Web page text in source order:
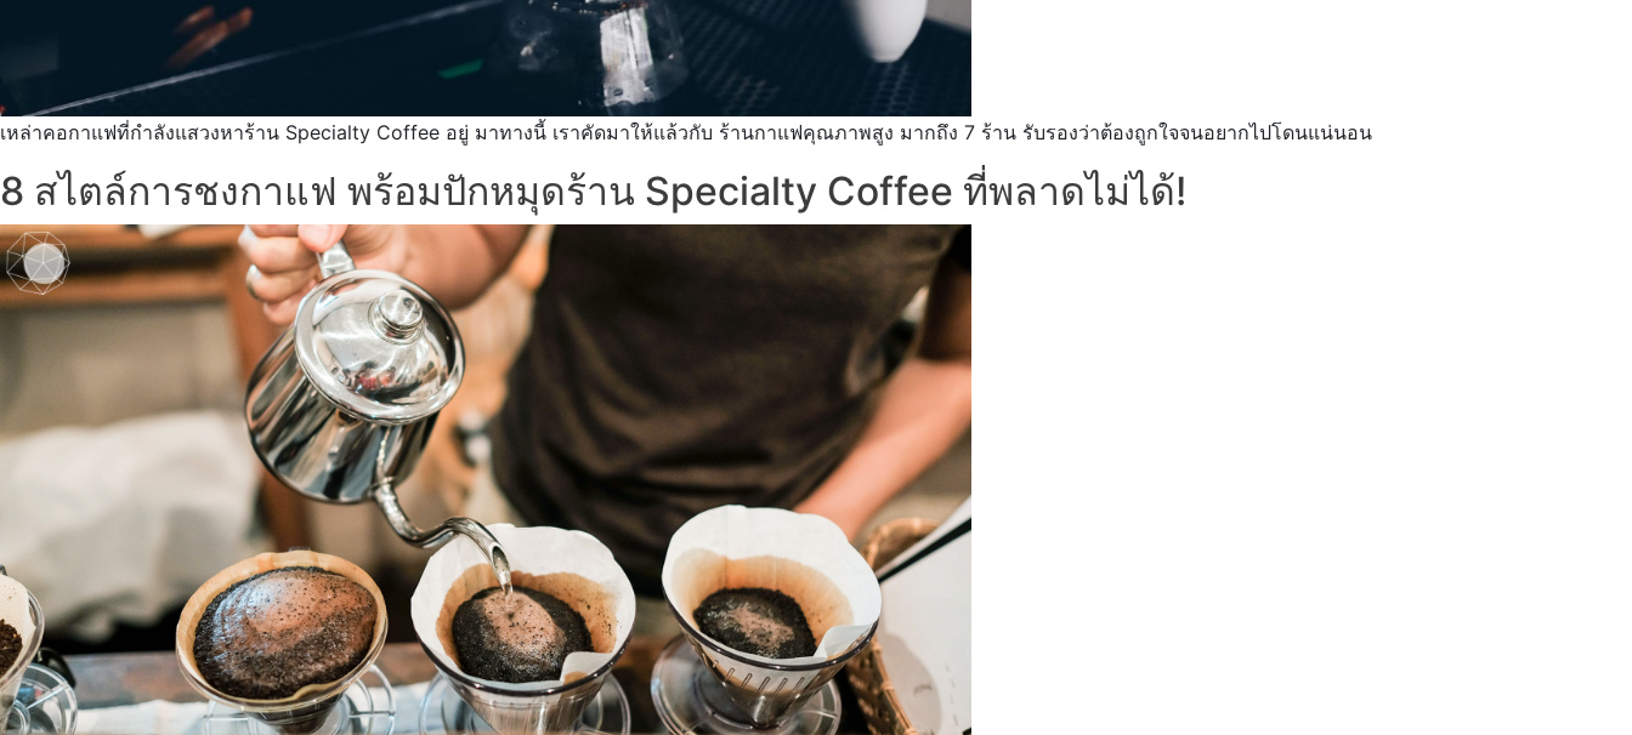
เหล่าคอกาแฟที่กำลังแสวงหาร้าน Specialty Coffee อยู่ มาทางนี้ เราคัดมาให้แล้วกับ ร้านกาแฟคุณภาพสูง มากถึง 7 ร้าน รับรองว่าต้องถูกใจจนอยากไปโดนแน่นอน
8 สไตล์การชงกาแฟ พร้อมปักหมุดร้าน Specialty Coffee ที่พลาดไม่ได้!